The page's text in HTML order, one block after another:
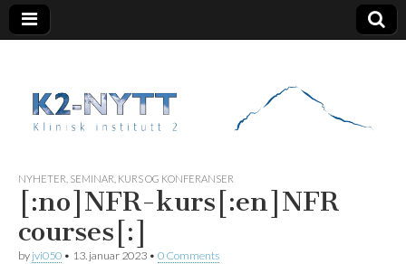
K2 Nytt
NYHETER SEMINAR, KURS OG KONFERANSER
[:no]NFR-kurs[:en]NFR
courses[:]
by jvi050 • 13. januar 2023 • 0 Comments